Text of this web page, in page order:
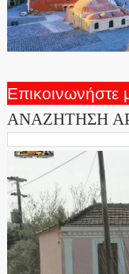
ΑΝΑΖΗΤΗΣΗ